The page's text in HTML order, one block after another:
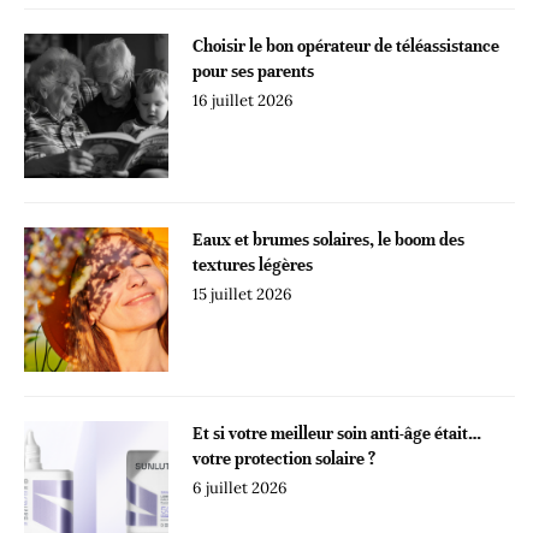
Choisir le bon opérateur de téléassistance
pour ses parents
16 juillet 2026
Eaux et brumes solaires, le boom des
textures légères
15 juillet 2026
Et si votre meilleur soin anti-âge était…
votre protection solaire ?
6 juillet 2026